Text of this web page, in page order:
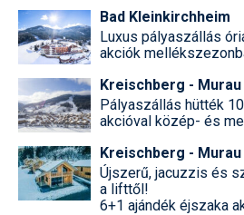
Bad Kleinkirchheim
Luxus pályaszállás
akciók
Kreischberg - Murau
Pályaszállás hütték
akcióval közép- és
Kreischberg - Murau
Újszerű, jacuzzis és
a lifttől!
6+1 ajándék éjszaka